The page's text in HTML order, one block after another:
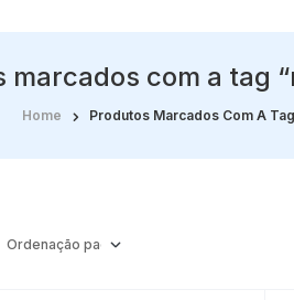
marcados com a tag
Home Produtos Marcados Com A